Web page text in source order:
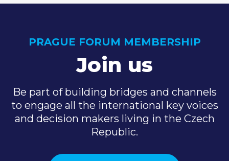
PRAGUE FORUM MEMBERSHIP
Join us
Be part of building bridges and channels
to engage all the international key voices
and decision makers living in the Czech
Republic.